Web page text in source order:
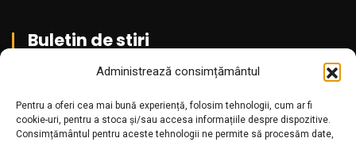
Administrează consimțământul
Pentru a oferi cea mai bună experiență, folosim tehnologii, cum ar fi
cookie-uri, pentru a stoca și/sau accesa informațiile despre dispozitive.
Consimțământul pentru aceste tehnologii ne permite să procesăm date,
Buletin de stiri
Aboneaza-te pentru a primi cele mai noi stiri din partea
noastra!